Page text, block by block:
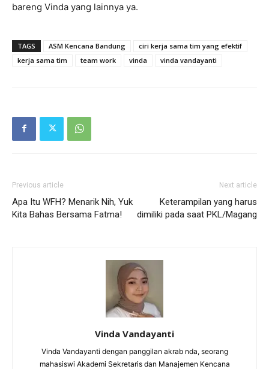
bareng Vinda yang lainnya ya.
TAGS ASM Kencana Bandung
ciri kerja sama tim yang efektif
kerja sama tim
team work vinda vinda vandayanti
Previous article
Apa Itu WFH? Menarik Nih, Yuk
Kita Bahas Bersama Fatma!
Next article
Keterampilan yang harus
dimiliki pada saat PKL/Magang
Vinda Vandayanti
Vinda Vandayanti dengan panggilan akrab nda, seorang
mahasiswi Akademi Sekretaris dan Manajemen Kencana